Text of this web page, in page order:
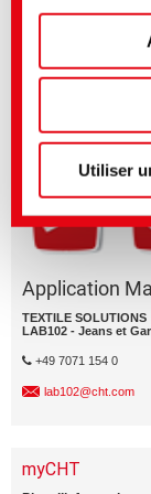
Vous pouvez
dans notre
Utiliser
Des questions sur
Application
TEXTILE SOLUTIONS
LAB102 - Jeans et
+49 7071 154 0
lab102@cht.com